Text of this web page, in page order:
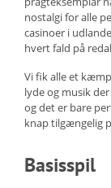
nostalgi for alle
casinoer i
hvert fald på
Vi fik alle et
lyde og musik
og det er bare
knap tilgængelig
Basisspil